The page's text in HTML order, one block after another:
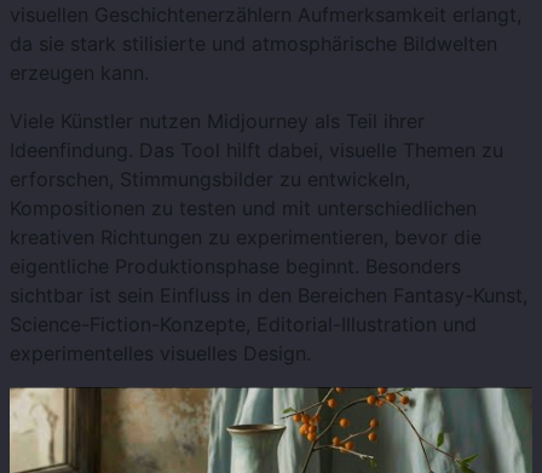
visuellen Geschichtenerzählern Aufmerksamkeit erlangt,
da sie stark stilisierte und atmosphärische Bildwelten
erzeugen kann.
Viele Künstler nutzen Midjourney als Teil ihrer
Ideenfindung. Das Tool hilft dabei, visuelle Themen zu
erforschen, Stimmungsbilder zu entwickeln,
Kompositionen zu testen und mit unterschiedlichen
kreativen Richtungen zu experimentieren, bevor die
eigentliche Produktionsphase beginnt. Besonders
sichtbar ist sein Einfluss in den Bereichen Fantasy-Kunst,
Science-Fiction-Konzepte, Editorial-Illustration und
experimentelles visuelles Design.